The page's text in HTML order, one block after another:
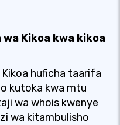
Kikoa kwa kikoa
huficha taarifa
kutoka kwa mtu
wa whois kwenye
wa kitambulisho